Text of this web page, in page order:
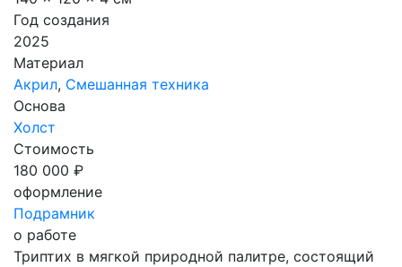
Год создания
2025
Материал
Акрил, Смешанная техника
Основа
Холст
Стоимость
180 000 ₽
оформление
Подрамник
о работе
Триптих в мягкой природной палитре, состоящий